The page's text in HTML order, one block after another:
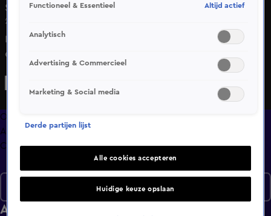
Seizoen 2020, aflevering 14
26 okt 2020, 20:30
In de bekende opstelling bespreken Wilfred, Johan, René
en wisselende (vaste) gasten de opvallendste
ontwikkelingen op de Nederlandse en buitenlandse
komen mag de kijker een uitgesproken analyse
verwachten, met hier en daar een knipoog en altijd met
een sausje van voetbalhumor overgoten.&#xA;
Overzicht
Afleveringen
Clips
Afleveringen
Functioneel & Essentieel Altijd actief
Analytisch
Advertising & Commercieel
Marketing & Social media
Derde partijen lijst
Alle cookies accepteren
Huidige keuze opslaan